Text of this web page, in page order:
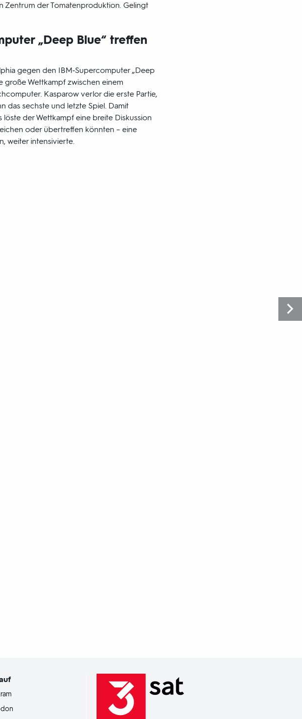
Zentrum der Tomatenproduktion. Gelingt
„Deep Blue“ treffen
gegen den IBM‑Supercomputer „Deep
große Wettkampf zwischen einem
Kasparow verlor die erste Partie,
das sechste und letzte Spiel. Damit
der Wettkampf eine breite Diskussion
oder übertreffen könnten – eine
weiter intensivierte.